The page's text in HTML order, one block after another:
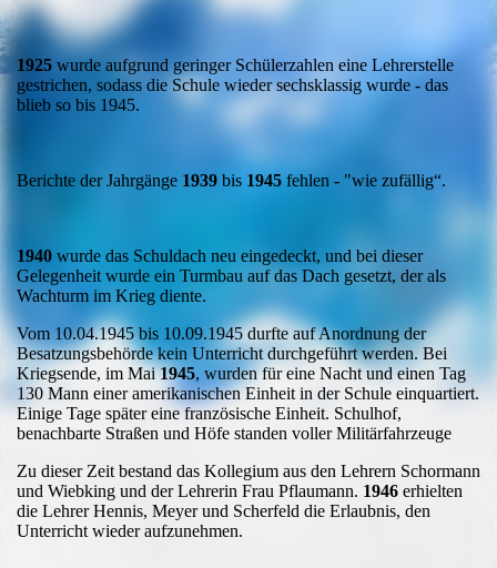
1925 wurde aufgrund geringer Schülerzahlen eine Lehrerstelle
gestrichen, sodass die Schule wieder sechsklassig wurde - das
blieb so bis 1945.
Berichte der Jahrgänge 1939 bis 1945 fehlen - "wie zufällig“.
1940 wurde das Schuldach neu eingedeckt, und bei dieser
Gelegenheit wurde ein Turmbau auf das Dach gesetzt, der als
Wachturm im Krieg diente.
Vom 10.04.1945 bis 10.09.1945 durfte auf Anordnung der
Besatzungsbehörde kein Unterricht durchgeführt werden. Bei
Kriegsende, im Mai1945, wurden für eine Nacht und einen Tag
130 Mann einer amerikanischen Einheit in der Schule einquartiert.
Einige Tage später eine französische Einheit. Schulhof,
benachbarte Straßen und Höfe standen voller Militärfahrzeuge
Zu dieser Zeit bestand das Kollegium aus den Lehrern Schormann
und Wiebking und der Lehrerin Frau Pflaumann. 1946 erhielten
die Lehrer Hennis, Meyer und Scherfeld die Erlaubnis, den
Unterricht wieder aufzunehmen.